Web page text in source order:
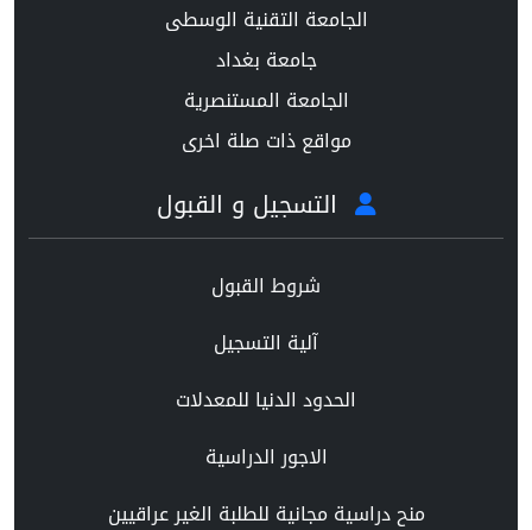
الجامعة التقنية الوسطى
جامعة بغداد
الجامعة المستنصرية
مواقع ذات صلة اخرى
التسجيل و القبول
شروط القبول
آلية التسجيل
الحدود الدنيا للمعدلات
الاجور الدراسية
منح دراسية مجانية للطلبة الغير عراقيين